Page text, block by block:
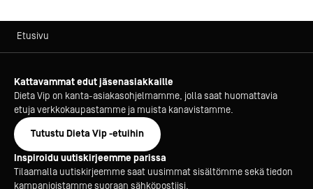
Etusivu
Kattavammat edut jäsenasiakkaille
Dieta Vip on kanta-asiakasohjelmamme, jolla saat huomattavia
etuja verkkokaupastamme ja muista kanavistamme.
Tutustu Dieta Vip -etuihin
Inspiroidu uutiskirjeemme parissa
Tilaamalla uutiskirjeemme saat uusimmat sisältömme sekä tiedon
kampanjoistamme suoraan sähköpostiisi.